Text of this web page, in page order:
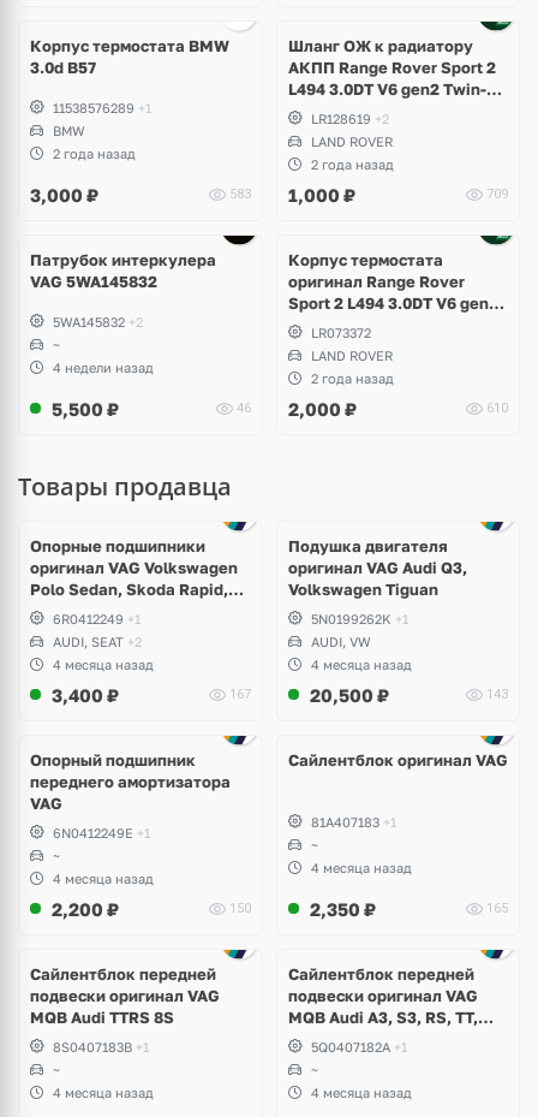
Корпус термостата BMW
3.0d B57
11538576289 +1
BMW
2 года назад
3,000 ₽ 583
Шланг ОЖ к радиатору
АКПП Range Rover Sport 2
L494 3.0DT V6 gen2 Twin-
turboLR128619 +2
LAND ROVER
2 года назад
1,000 ₽ 709
Патрубок интеркулера
VAG 5WA145832
5WA145832 +2
~
4 недели назад
5,500 ₽ 46
Корпус термостата
оригинал Range Rover
Sport 2 L494 3.0DT V6 gen2
Twin-turbo
LR073372
LAND ROVER
2 года назад
2,000 ₽ 610
Товары продавца
Опорные подшипники
оригинал VAG Volkswagen
Polo Sedan, Skoda Rapid,
Audi A1
6R0412249 +1
AUDI, SEAT +2
4 месяца назад
3,400 ₽ 167
Подушка двигателя
оригинал VAG Audi Q3,
Volkswagen Tiguan
5N0199262K +1
AUDI, VW
4 месяца назад
20,500 ₽ 143
Опорный подшипник
переднего амортизатора
VAG
6N0412249E +1
~
4 месяца назад
2,200 ₽ 150
Сайлентблок оригинал VAG
81A407183 +1
~
4 месяца назад
2,350 ₽ 165
Сайлентблок передней
подвески оригинал VAG
MQB Audi TTRS 8S
8S0407183B +1
~
4 месяца назад
Сайлентблок передней
подвески оригинал VAG
MQB Audi A3, S3, RS, TT,
TTRS, Skoda Octavia A7,
Kodiaq, Karoq, Superb,
Volkswagen Tiguan, Passat,
Golf
5Q0407182A +1
~
4 месяца назад